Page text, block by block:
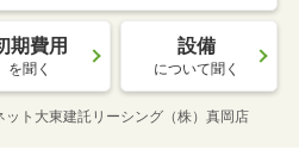
期費用
を聞く
設備
について聞く
ット大東建託リーシング（株）真岡店